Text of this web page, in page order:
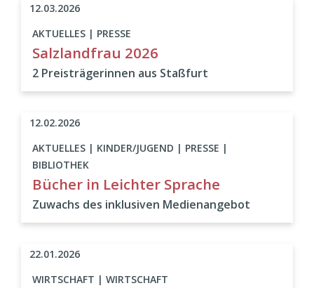
AKTUELLES | PRESSE
Salzlandfrau 2026
2 Preisträgerinnen aus Staßfurt
12.03.2026
AKTUELLES | KINDER/JUGEND | PRESSE |
BIBLIOTHEK
Bücher in Leichter Sprache
Zuwachs des inklusiven Medienangebot
12.02.2026
WIRTSCHAFT | WIRTSCHAFT
22.01.2026